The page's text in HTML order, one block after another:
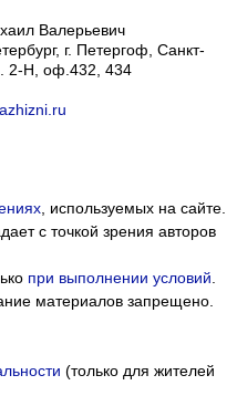
Валерьевич
г. Петергоф Санкт-
2-Н, оф.432, 434
, используемых на сайте.
с точкой зрения авторов
при выполнении условий
материалов запрещено.
(только для жителей